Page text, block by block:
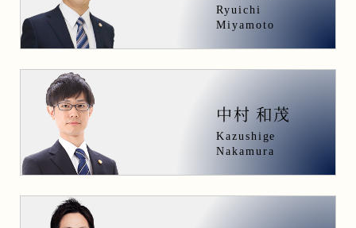
Ryuichi
Miyamoto
中村 和茂
Kazushige
Nakamura